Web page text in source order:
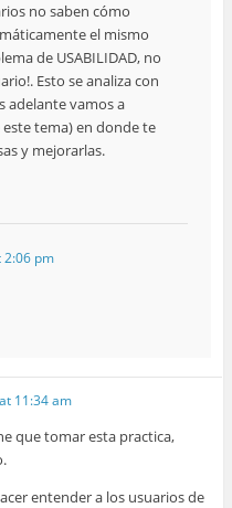
no saben cómo
el mismo
de USABILIDAD, no
Esto se analiza con
adelante vamos a
tema) en donde te
y mejorarlas.
2:06 pm
11:34 am
que tomar esta practica,
entender a los usuarios de